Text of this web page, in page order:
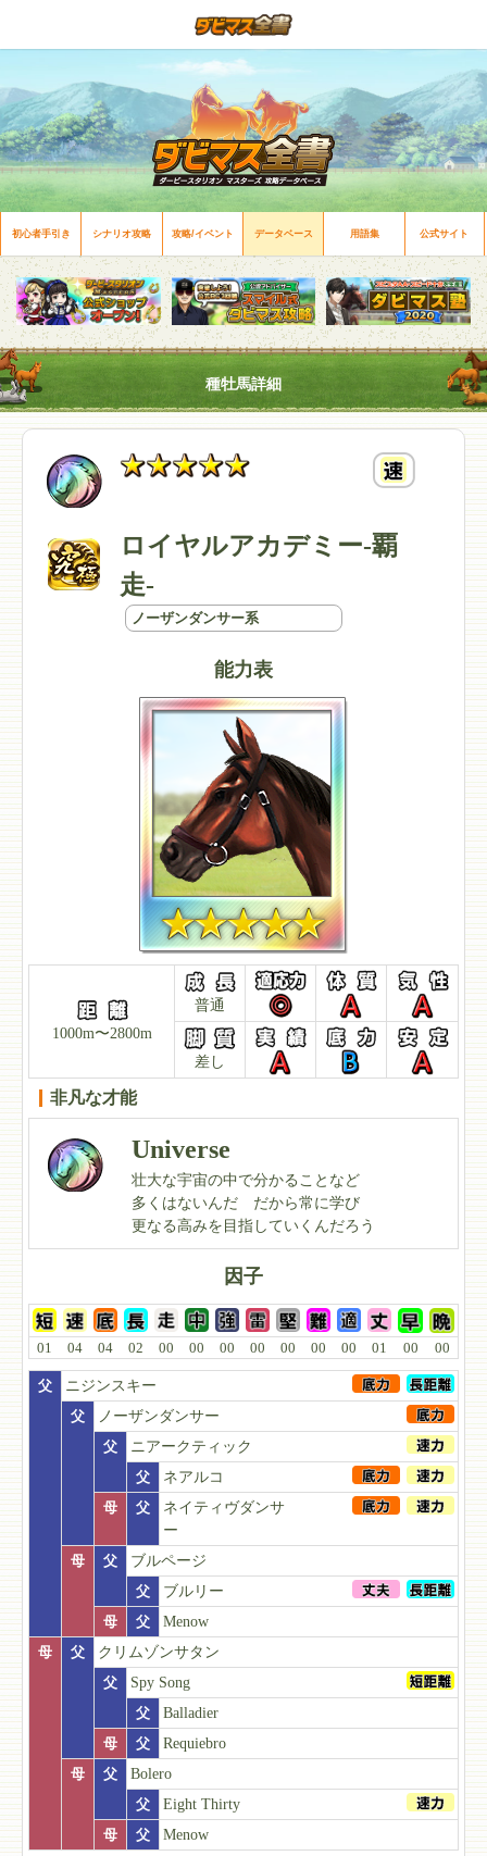
初心者手引き シナリオ攻略 攻略/イベント データベース 用語集 公式サイト
種牡馬詳細
ロイヤルアカデミー-覇
走-
ノーザンダンサー系
能力表
1000m〜2800m
普通
差し
非凡な才能
Universe
壮大な宇宙の中で分かることなど
多くはないんだ だから常に学び
更なる高みを目指していくんだろう
因子
01 04 04 02 00 00 00 00 00 00 00 01 00 00
父
ニジンスキー
父
ノーザンダンサー
父
ニアークティック
父
ネアルコ
母
父
ネイティヴダンサ
ー
母
父
ブルページ
父
ブルリー
母
父
Menow
母
父
クリムゾンサタン
父
Spy Song
父
Balladier
母
父
Requiebro
母
父
Bolero
父
Eight Thirty
母
父 Menow